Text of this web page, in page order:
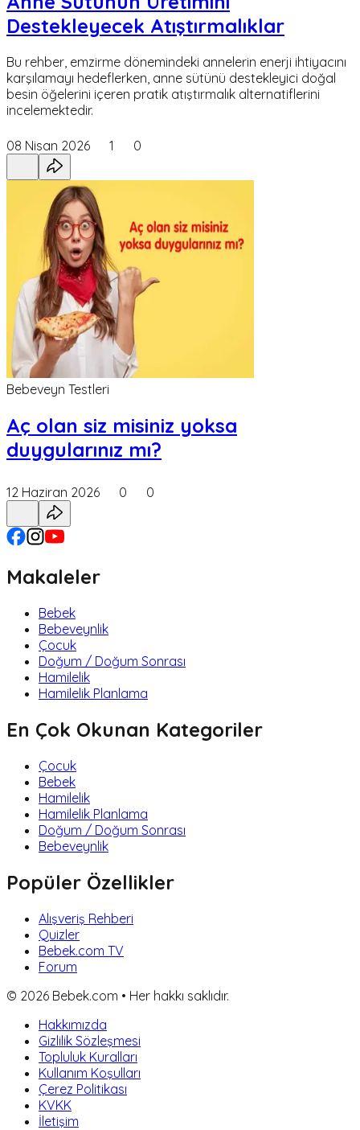
Destekleyecek Atıştırmalıklar
Bu rehber, emzirme dönemindeki annelerin enerji ihtiyacını
karşılamayı hedeflerken, anne sütünü destekleyici doğal
besin öğelerini içeren pratik atıştırmalık alternatiflerini
incelemektedir.
08 Nisan 2026 1 0
Bebeveyn Testleri
Aç olan siz misiniz yoksa
duygularınız mı?
12 Haziran 2026 0 0
Makaleler
Bebek
Bebeveynlik
Çocuk
Doğum / Doğum Sonrası
Hamilelik
Hamilelik Planlama
En Çok Okunan Kategoriler
Çocuk
Bebek
Hamilelik
Hamilelik Planlama
Doğum / Doğum Sonrası
Bebeveynlik
Popüler Özellikler
Alışveriş Rehberi
Quizler
Bebek.com TV
Forum
© 2026 Bebek.com • Her hakkı saklıdır.
Hakkımızda
Gizlilik Sözleşmesi
Topluluk Kuralları
Kullanım Koşulları
Çerez Politikası
KVKK
İletişim